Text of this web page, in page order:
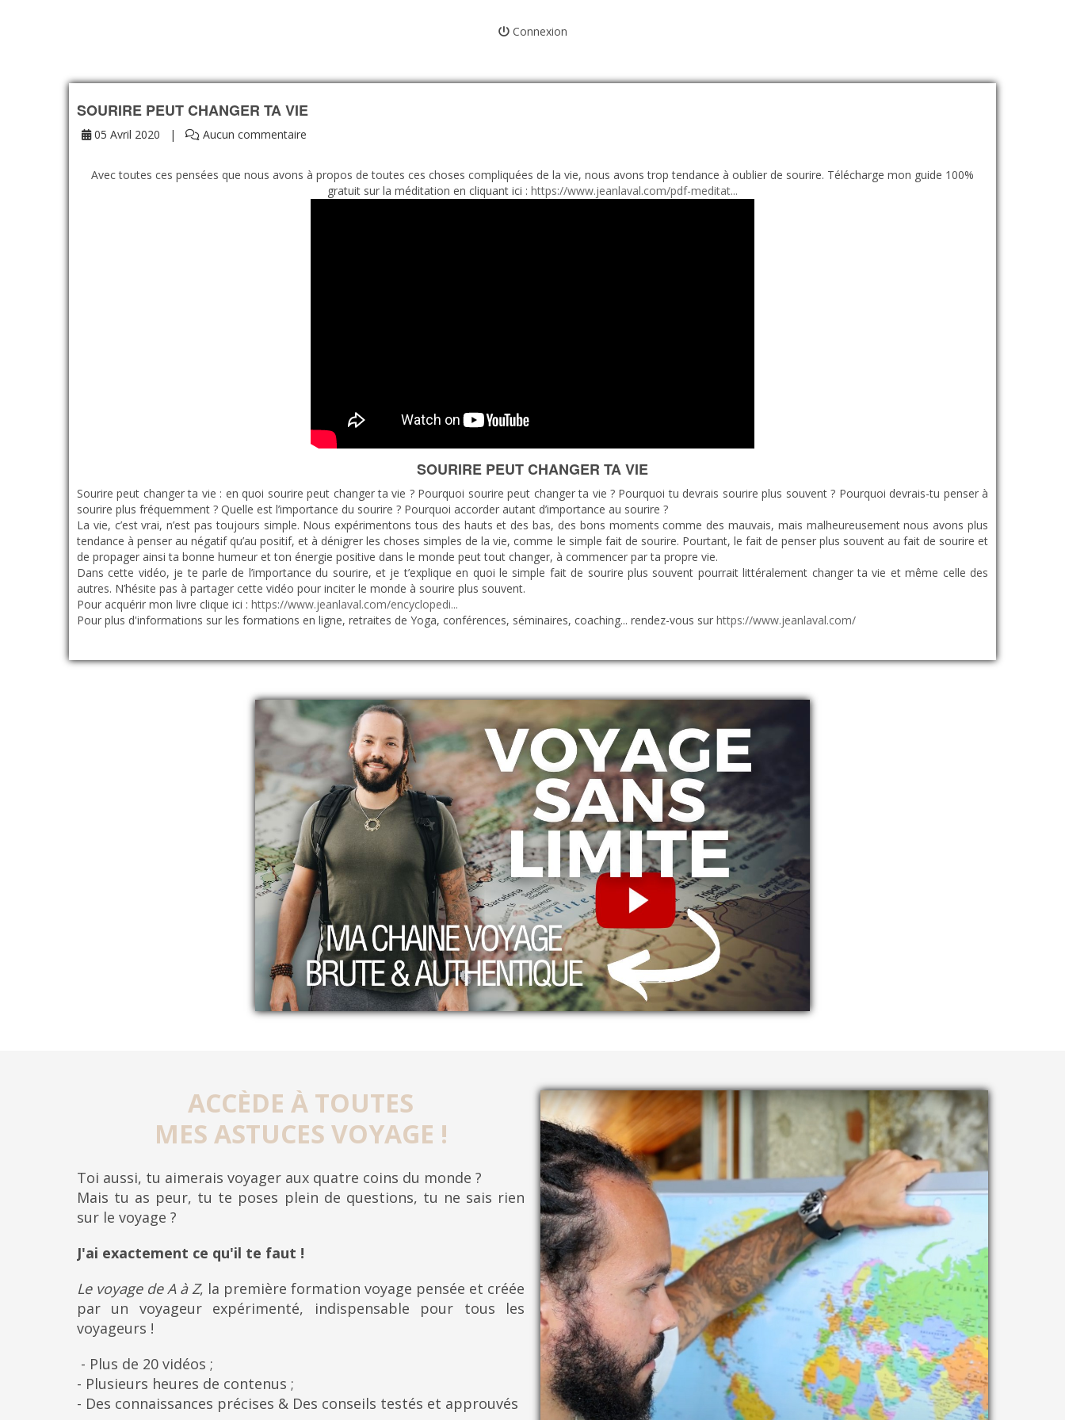
Connexion
SOURIRE PEUT CHANGER TA VIE
05 Avril 2020 Aucun commentaire
Avec toutes ces pensées que nous avons à propos de toutes ces choses compliquées de la vie, nous avons trop tendance à oublier de sourire. Télécharge mon guide 100%
gratuit sur la méditation en cliquant ici : https://www.jeanlaval.com/pdf-meditat...
SOURIRE PEUT CHANGER TA VIE
Sourire peut changer ta vie : en quoi sourire peut changer ta vie ? Pourquoi sourire peut changer ta vie ? Pourquoi tu devrais sourire plus souvent ? Pourquoi devrais-tu penser à
sourire plus fréquemment ? Quelle est l’importance du sourire ? Pourquoi accorder autant d’importance au sourire ?
La vie, c’est vrai, n’est pas toujours simple. Nous expérimentons tous des hauts et des bas, des bons moments comme des mauvais, mais malheureusement nous avons plus
tendance à penser au négatif qu’au positif, et à dénigrer les choses simples de la vie, comme le simple fait de sourire. Pourtant, le fait de penser plus souvent au fait de sourire et
de propager ainsi ta bonne humeur et ton énergie positive dans le monde peut tout changer, à commencer par ta propre vie.
Dans cette vidéo, je te parle de l’importance du sourire, et je t’explique en quoi le simple fait de sourire plus souvent pourrait littéralement changer ta vie et même celle des
autres. N’hésite pas à partager cette vidéo pour inciter le monde à sourire plus souvent.
Pour acquérir mon livre clique ici : https://www.jeanlaval.com/encyclopedi...
Pour plus d'informations sur les formations en ligne, retraites de Yoga, conférences, séminaires, coaching... rendez-vous sur https://www.jeanlaval.com/
ACCÈDE À TOUTES
MES ASTUCES VOYAGE !
Toi aussi, tu aimerais voyager aux quatre coins du monde ?
Mais tu as peur, tu te poses plein de questions, tu ne sais rien
sur le voyage ?
J'ai exactement ce qu'il te faut !
Le voyage de A à Z, la première formation voyage pensée et créée
par un voyageur expérimenté, indispensable pour tous les
voyageurs !
- Plus de 20 vidéos ;
- Plusieurs heures de contenus ;
- Des connaissances précises & Des conseils testés et approuvés